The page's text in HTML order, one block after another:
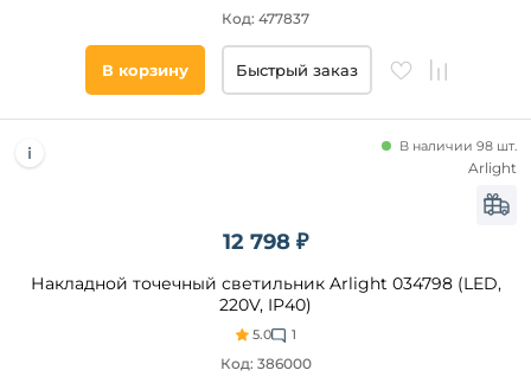
Код: 477837
В корзину Быстрый заказ
12 798 ₽
Накладной точечный светильник Arlight 034798 (LED,
220V, IP40)
5.0 1
В наличии 98 шт.
Код: 386000
Arlight